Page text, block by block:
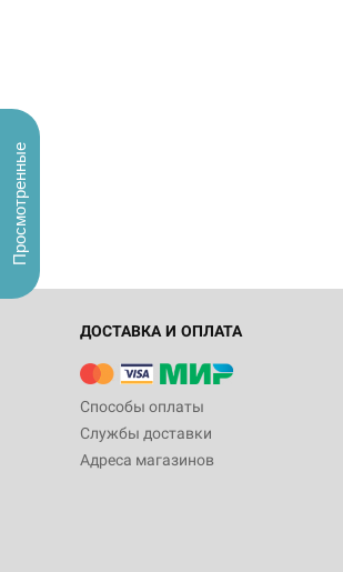
ДОСТАВКА И ОПЛАТА
Способы оплаты
Службы доставки
Адреса магазинов
Просмотренные